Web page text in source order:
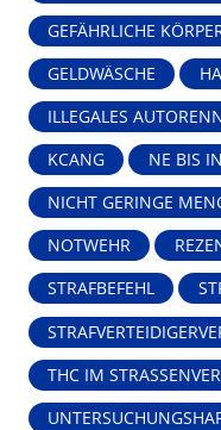
GEFÄHRLICHE
GELDWÄSCHE
ILLEGALES
KCANG NE BIS
NICHT GERINGE
NOTWEHR
STRAFBEFEHL
THC IM